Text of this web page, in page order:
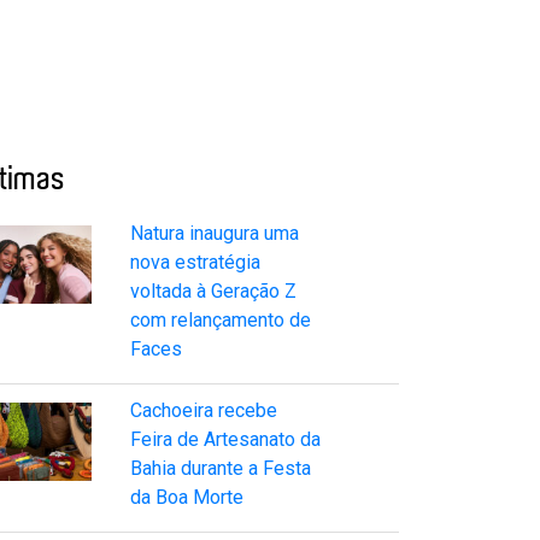
Natura inaugura uma
nova estratégia
voltada à Geração Z
com relançamento de
Faces
Cachoeira recebe
Feira de Artesanato da
Bahia durante a Festa
da Boa Morte